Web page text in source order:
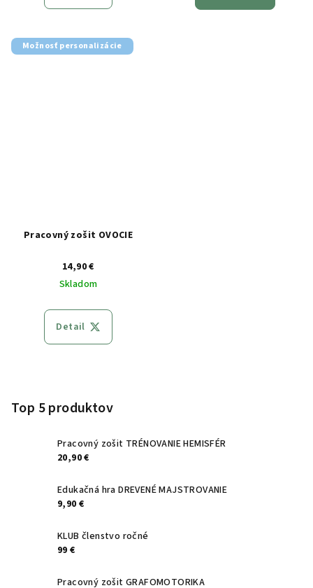
Možnosť personalizácie
Pracovný zošit OVOCIE
14,90 €
Skladom
Detail
Top 5 produktov
Pracovný zošit TRÉNOVANIE HEMISFÉR
20,90 €
Edukačná hra DREVENÉ MAJSTROVANIE
9,90 €
KLUB členstvo ročné
99 €
Pracovný zošit GRAFOMOTORIKA